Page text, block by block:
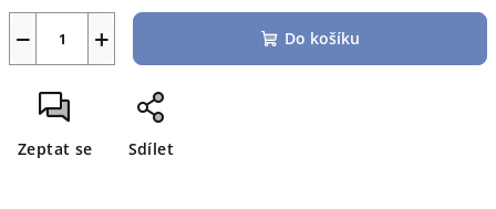
+
− Do košíku
Zeptat se Sdílet